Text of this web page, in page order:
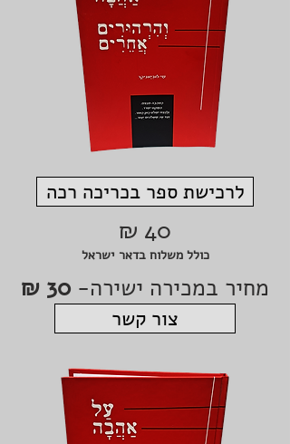
לרכישת ספר בכריכה רכה
40 ₪
כולל משלוח בדאר ישראל
מחיר במכירה ישירה-
צור קשר